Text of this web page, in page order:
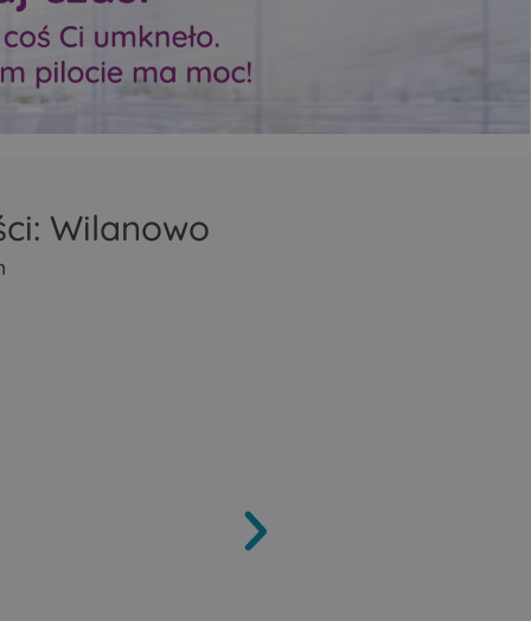
zasięg Mesh
repeater lub bridge
Porty Ethernet automatycznie
wykrywają, czy mają działać
jako LAN czy jako WAN.
Wilanowo